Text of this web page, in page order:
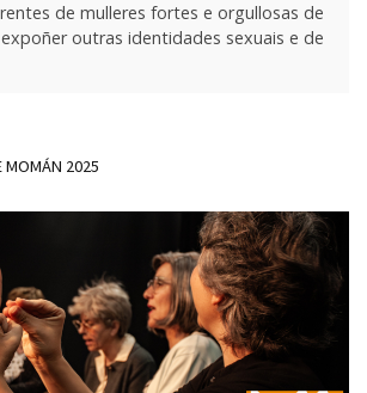
de mulleres fortes e orgullosas de
outras identidades sexuais e de
MOMÁN 2025